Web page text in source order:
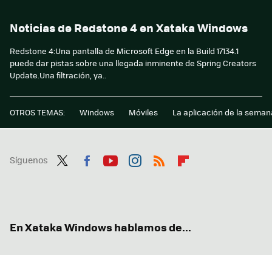
Noticias de Redstone 4 en Xataka Windows
Redstone 4:Una pantalla de Microsoft Edge en la Build 17134.1
puede dar pistas sobre una llegada inminente de Spring Creators
Update.Una filtración, ya..
OTROS TEMAS: Windows Móviles La aplicación de la
Síguenos
En Xataka Windows hablamos de...